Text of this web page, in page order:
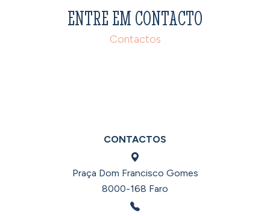
ENTRE EM CONTACTO
Contactos
CONTACTOS
Praça Dom Francisco Gomes
8000-168 Faro